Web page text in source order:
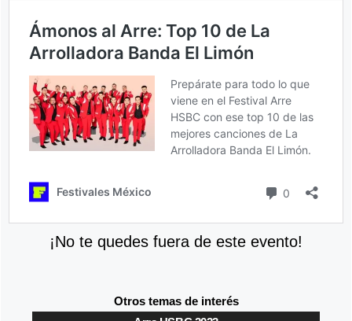
¡No te quedes fuera de este evento!
Otros temas de interés